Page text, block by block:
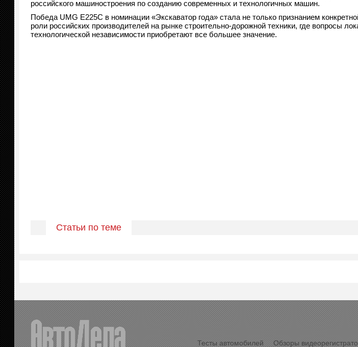
российского машиностроения по созданию современных и технологичных машин.
Победа UMG E225C в номинации «Экскаватор года» стала не только признанием
роли российских производителей на рынке строительно-дорожной техники, где вопросы
технологической независимости приобретают все большее значение.
Статьи по теме
Тесты автомобилей Обзоры